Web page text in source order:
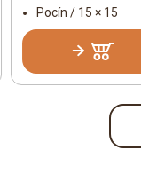
Pocín / 15 × 15